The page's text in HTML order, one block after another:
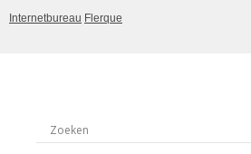
Internetbureau Flerque